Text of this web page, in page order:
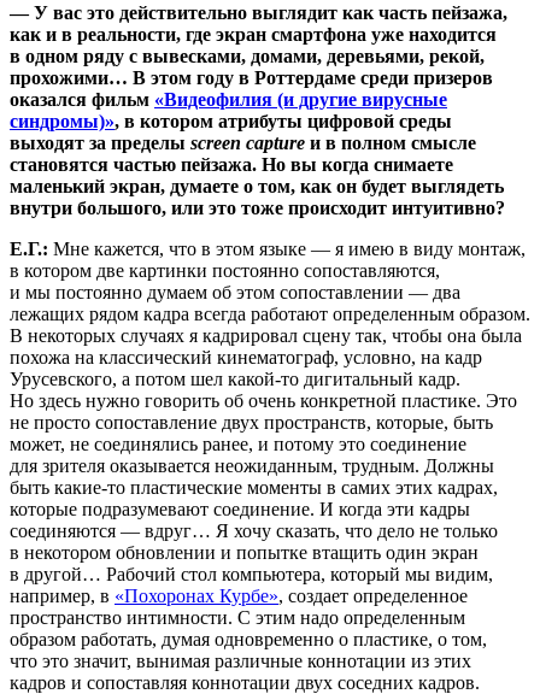
— У вас это действительно выглядит как часть пейзажа,
как и в реальности, где экран смартфона уже находится
в одном ряду с вывесками, домами, деревьями, рекой,
прохожими… В этом году в Роттердаме среди призеров
оказался фильм «Видеофилия (и другие вирусные
синдромы)», в котором атрибуты цифровой среды
выходят за пределы screen capture и в полном смысле
становятся частью пейзажа. Но вы когда снимаете
маленький экран, думаете о том, как он будет выглядеть
внутри большого, или это тоже происходит интуитивно?
Е.Г.: Мне кажется, что в этом языке — я имею в виду монтаж,
в котором две картинки постоянно сопоставляются,
и мы постоянно думаем об этом сопоставлении — два
лежащих рядом кадра всегда работают определенным образом.
В некоторых случаях я кадрировал сцену так, чтобы она была
похожа на классический кинематограф, условно, на кадр
Урусевского, а потом шел какой-то дигитальный кадр.
Но здесь нужно говорить об очень конкретной пластике. Это
не просто сопоставление двух пространств, которые, быть
может, не соединялись ранее, и потому это соединение
для зрителя оказывается неожиданным, трудным. Должны
быть какие-то пластические моменты в самих этих кадрах,
которые подразумевают соединение. И когда эти кадры
соединяются — вдруг… Я хочу сказать, что дело не только
в некотором обновлении и попытке втащить один экран
в другой… Рабочий стол компьютера, который мы видим,
например, в «Похоронах Курбе», создает определенное
пространство интимности. С этим надо определенным
образом работать, думая одновременно о пластике, о том,
что это значит, вынимая различные коннотации из этих
кадров и сопоставляя коннотации двух соседних кадров.